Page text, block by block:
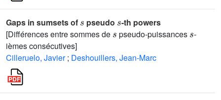
Gaps in sumsets of pseudo
-th powers
[Différences entre sommes de
s
pseudo-puissances -
ièmes consécutives]
Cilleruelo, Javier ; Deshouillers, Jean-Marc